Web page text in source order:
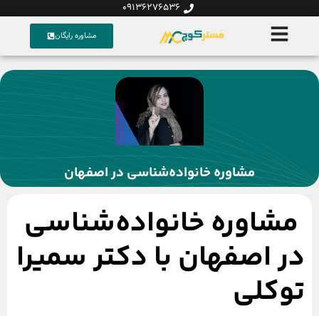
09136276536
مشاوره رایگان
مشاوره خانواده‌شناسی در اصفهان
مشاوره خانواده‌شناسی
در اصفهان با دکتر سمیرا
توکلی